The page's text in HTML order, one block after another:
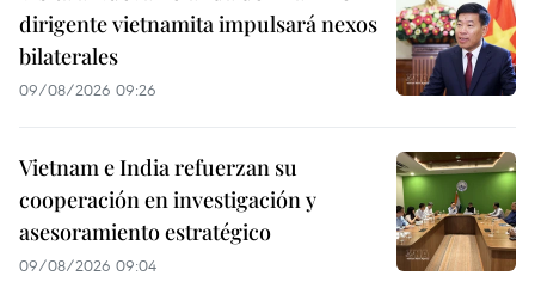
dirigente vietnamita impulsará nexos
bilaterales
09/08/2026 09:26
Vietnam e India refuerzan su
cooperación en investigación y
asesoramiento estratégico
09/08/2026 09:04